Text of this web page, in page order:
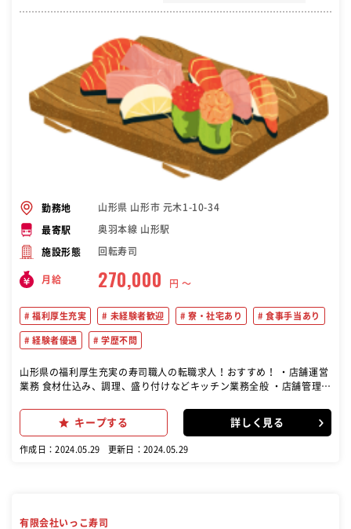
勤務地 山形県 山形市 元木1-10-34
最寄駅 奥羽本線 山形駅
施設形態 回転寿司
月給 270,000 円 〜
福利厚生充実 未経験者歓迎 寮・社宅あり 食事手当あり
経験者優遇 学歴不問
山形県の福利厚生充実の寿司職人の転職求人！おすすめ！ ・店舗運営
業務 食材仕込み、調理、盛り付けなどキッチン業務全般 ・店舗管理業
任せします。
キープする 詳しく見る
作成日：2024.05.29 更新日：2024.05.29
有限会社いっこ寿司